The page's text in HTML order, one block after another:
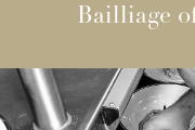
Bailliage